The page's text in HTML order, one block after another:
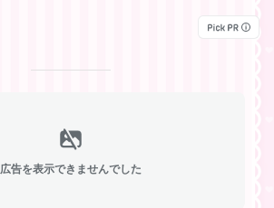
広告を表示できませんでした